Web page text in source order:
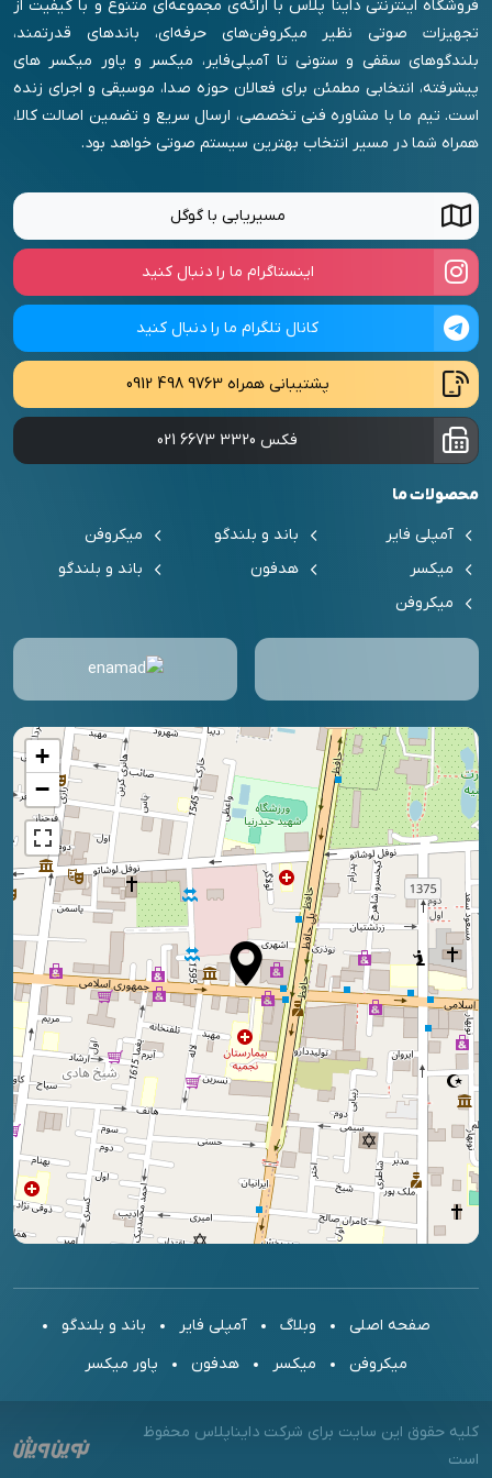
فروشگاه اینترنتی داینا پلاس با ارائه‌ی مجموعه‌ای متنوع و با کیفیت از
تجهیزات صوتی نظیر میکروفن‌های حرفه‌ای، باندهای قدرتمند،
بلندگوهای سقفی و ستونی تا آمپلی‌فایر، میکسر و پاور میکسر های
پیشرفته، انتخابی مطمئن برای فعالان حوزه صدا، موسیقی و اجرای زنده
است. تیم ما با مشاوره فنی تخصصی، ارسال سریع و تضمین اصالت کالا،
همراه شما در مسیر انتخاب بهترین سیستم صوتی خواهد بود.
مسیریابی با گوگل
اینستاگرام ما را دنبال کنید
کانال تلگرام ما را دنبال کنید
پشتیبانی همراه0912 498 9763
فکس 021 6673 3320
محصولات ما
آمپلی فایر
باند و بلندگو
میکروفن
میکسر
هدفون
باند و بلندگو
میکروفن
+
−
صفحه اصلی وبلاگ آمپلی فایر
باند و بلندگو
میکروفن
میکسر هدفون پاور میکسر
کلیه حقوق این سایت برای شرکت دایناپلاس محفوظ
است